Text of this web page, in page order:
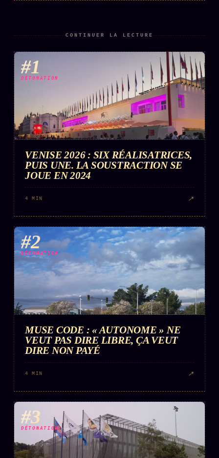
CONTINUER LA LECTURE
#1
DÉTONATION
VENISE 2026 : SIX RÉALISATRICES,
PUIS UNE. LA SOUSTRACTION SE
JOUE EN 2024
4 MIN ↗
#2
DÉTONATION
MUSE CODE : « AUTONOME » NE
VEUT PAS DIRE LIBRE, ÇA VEUT
DIRE NON PAYÉ
4 MIN ↗
#3
DÉTONATION